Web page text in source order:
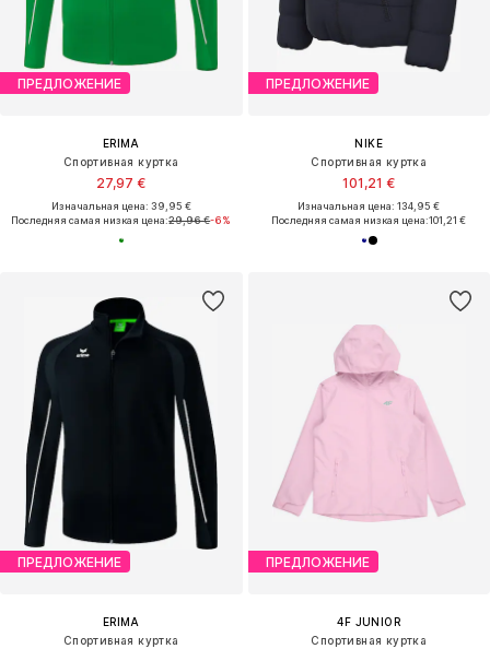
ПРЕДЛОЖЕНИЕ
ERIMA
Спортивная куртка
27,97 €
Изначальная цена: 39,95 €
Последняя самая низкая цена:29,96 €-6%
ПРЕДЛОЖЕНИЕ
NIKE
Спортивная куртка
101,21 €
Изначальная цена: 134,95 €
Последняя самая низкая цена:101,21 €
ПРЕДЛОЖЕНИЕ
ERIMA
Спортивная куртка
ПРЕДЛОЖЕНИЕ
4F JUNIOR
Спортивная куртка